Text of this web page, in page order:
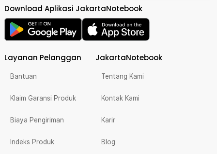
Download Aplikasi JakartaNotebook
Layanan Pelanggan
Bantuan
Klaim Garansi Produk
Biaya Pengiriman
Indeks Produk
JakartaNotebook
Tentang Kami
Kontak Kami
Karir
Blog